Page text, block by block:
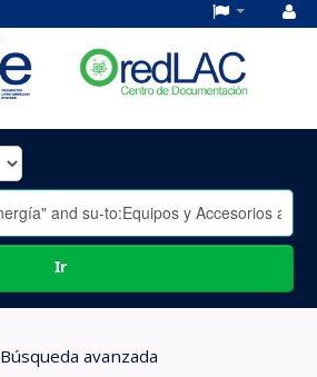
Ir
Búsqueda avanzada